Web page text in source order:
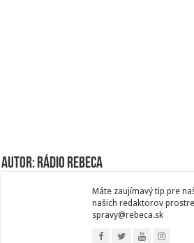
Autor: Rádio Rebeca
Máte zaujímavý tip pre
našich redaktorov
spravy@rebeca.sk